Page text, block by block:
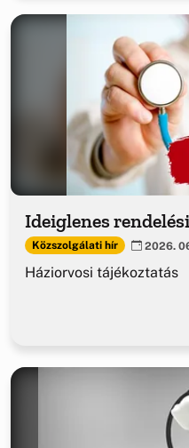
Ideiglenes
Közszolgálati hír 2026.
Háziorvosi tájékoztatás